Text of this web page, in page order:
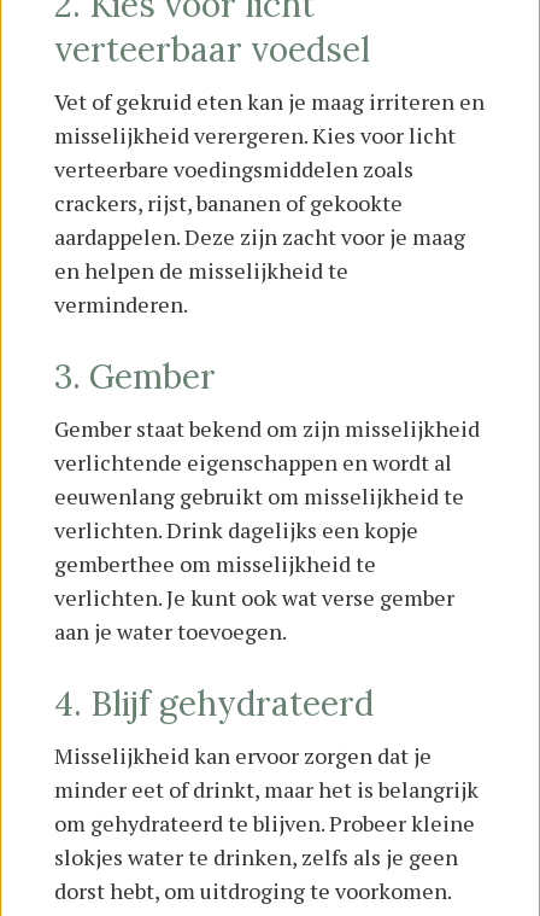
verteerbaar voedsel
Vet of gekruid eten kan je maag irriteren en
misselijkheid verergeren. Kies voor licht
verteerbare voedingsmiddelen zoals
crackers, rijst, bananen of gekookte
aardappelen. Deze zijn zacht voor je maag
en helpen de misselijkheid te
verminderen.
3. Gember
Gember staat bekend om zijn misselijkheid
verlichtende eigenschappen en wordt al
eeuwenlang gebruikt om misselijkheid te
verlichten. Drink dagelijks een kopje
gemberthee om misselijkheid te
verlichten. Je kunt ook wat verse gember
aan je water toevoegen.
4. Blijf gehydrateerd
Misselijkheid kan ervoor zorgen dat je
minder eet of drinkt, maar het is belangrijk
om gehydrateerd te blijven. Probeer kleine
slokjes water te drinken, zelfs als je geen
dorst hebt, om uitdroging te voorkomen.